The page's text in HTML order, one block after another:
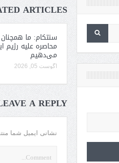
ARTICLES
سنتکام: ما
محاصره علیه رژیم
می‌دهیم
آگوست 05, 2026
A REPLY
نشانی ایمیل شما